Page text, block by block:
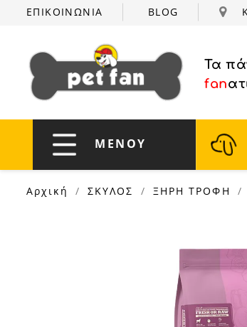
ΕΠΙΚΟΙΝΩΝΙΑ BLOG
Τα
fan
ΜΕΝΟΥ
Αρχική ΣΚΥΛΟΣ ΞΗΡΗ ΤΡΟΦΗ